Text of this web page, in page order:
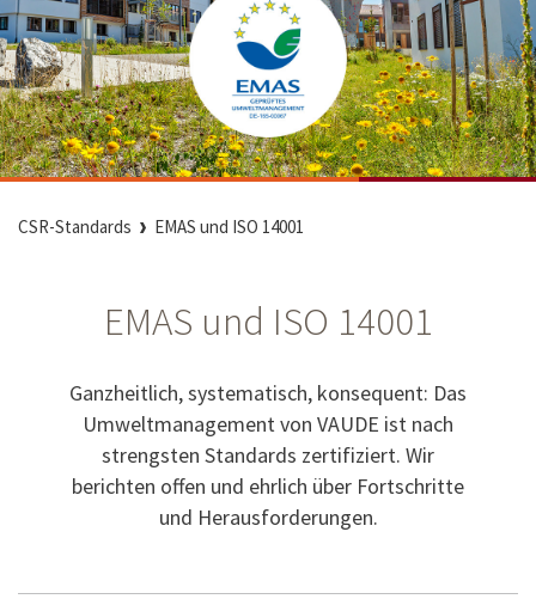
CSR-Standards EMAS und ISO 14001
EMAS und ISO 14001
Ganzheitlich, systematisch, konsequent: Das
Umweltmanagement von VAUDE ist nach
strengsten Standards zertifiziert. Wir
berichten offen und ehrlich über Fortschritte
und Herausforderungen.